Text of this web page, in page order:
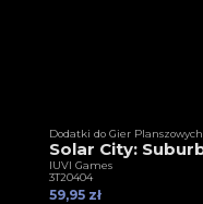
Dodatki do Gier Planszowych
Solar City:
IUVI Games
3T20404
59,95 zł